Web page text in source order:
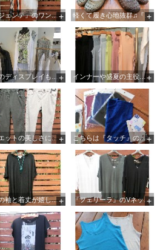
『ラジェンテ』のワンピースはリネン素材でとても涼しげです 軽くて履き心地抜群♫『エグチ』ストラップシューズ
インナーや盛夏の主役！カラフルなノースリーブカットソー色々☆
シルエットの美しさには定評があります『マークケイン』のパンツ こちらは『タッチ』のネックカバー♫日焼けやエアコンから守ってくれます
長めの袖と着丈が嬉しい『フェリーラ』の黒Tシャツは13,800円 『フェリーラ』のVネックカットソーは首元を美しく魅せてくれます